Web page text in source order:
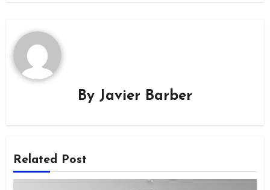
By Javier Barber
Related Post